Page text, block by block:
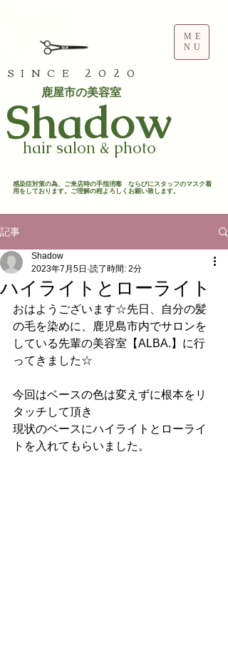
SINCE 2020
​Shadow
hair salon & photo
ME
NU
鹿屋市の美容室
​感染症対策の為、ご来店時の手指消毒 ならびにスタッフのマスク着
用をしております。ご理解の程よろしくお願い致します。​
記事
ハイライトとローライト
Shadow
2023年7月5日 読了時間: 2分
おはようございます☆先日、自分の髪
の毛を染めに、鹿児島市内でサロンを
している先輩の美容室【ALBA.】に行
ってきました☆
今回はベースの色は変えずに根本をリ
タッチして頂き
現状のベースにハイライトとローライ
トを入れてもらいました。